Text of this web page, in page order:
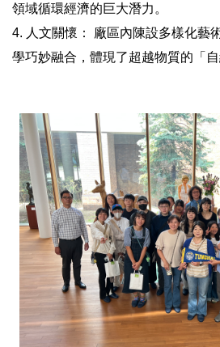
領域循環經濟的巨大潛力。
4. 人文關懷： 廠區內陳設多樣化藝
學巧妙融合，體現了超越物質的「自